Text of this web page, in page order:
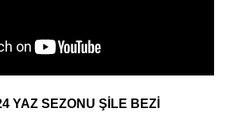
YAZ SEZONU ŞİLE BEZİ